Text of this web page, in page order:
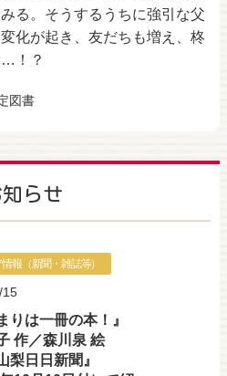
る。そうするうちに強引な父
化が起き、友だちも増え、柊
…！？
図書
知らせ
報（新聞・雑誌等）
15
りは一冊の本！』
作／森川泉 絵
梨日日新聞』